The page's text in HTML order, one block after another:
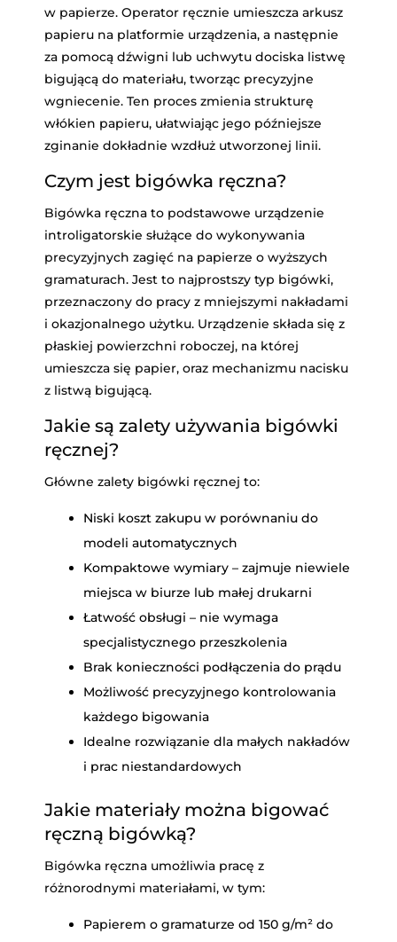
w papierze. Operator ręcznie umieszcza arkusz
papieru na platformie urządzenia, a następnie
za pomocą dźwigni lub uchwytu dociska listwę
bigującą do materiału, tworząc precyzyjne
wgniecenie. Ten proces zmienia strukturę
włókien papieru, ułatwiając jego późniejsze
zginanie dokładnie wzdłuż utworzonej linii.
Czym jest bigówka ręczna?
Bigówka ręczna to podstawowe urządzenie
introligatorskie służące do wykonywania
precyzyjnych zagięć na papierze o wyższych
gramaturach. Jest to najprostszy typ bigówki,
przeznaczony do pracy z mniejszymi nakładami
i okazjonalnego użytku. Urządzenie składa się z
płaskiej powierzchni roboczej, na której
umieszcza się papier, oraz mechanizmu nacisku
z listwą bigującą.
Jakie są zalety używania bigówki
ręcznej?
Główne zalety bigówki ręcznej to:
Niski koszt zakupu w porównaniu do
modeli automatycznych
Kompaktowe wymiary – zajmuje niewiele
miejsca w biurze lub małej drukarni
Łatwość obsługi – nie wymaga
specjalistycznego przeszkolenia
Brak konieczności podłączenia do prądu
Możliwość precyzyjnego kontrolowania
każdego bigowania
Idealne rozwiązanie dla małych nakładów
i prac niestandardowych
Jakie materiały można bigować
ręczną bigówką?
Bigówka ręczna umożliwia pracę z
różnorodnymi materiałami, w tym:
Papierem o gramaturze od 150 g/m² do